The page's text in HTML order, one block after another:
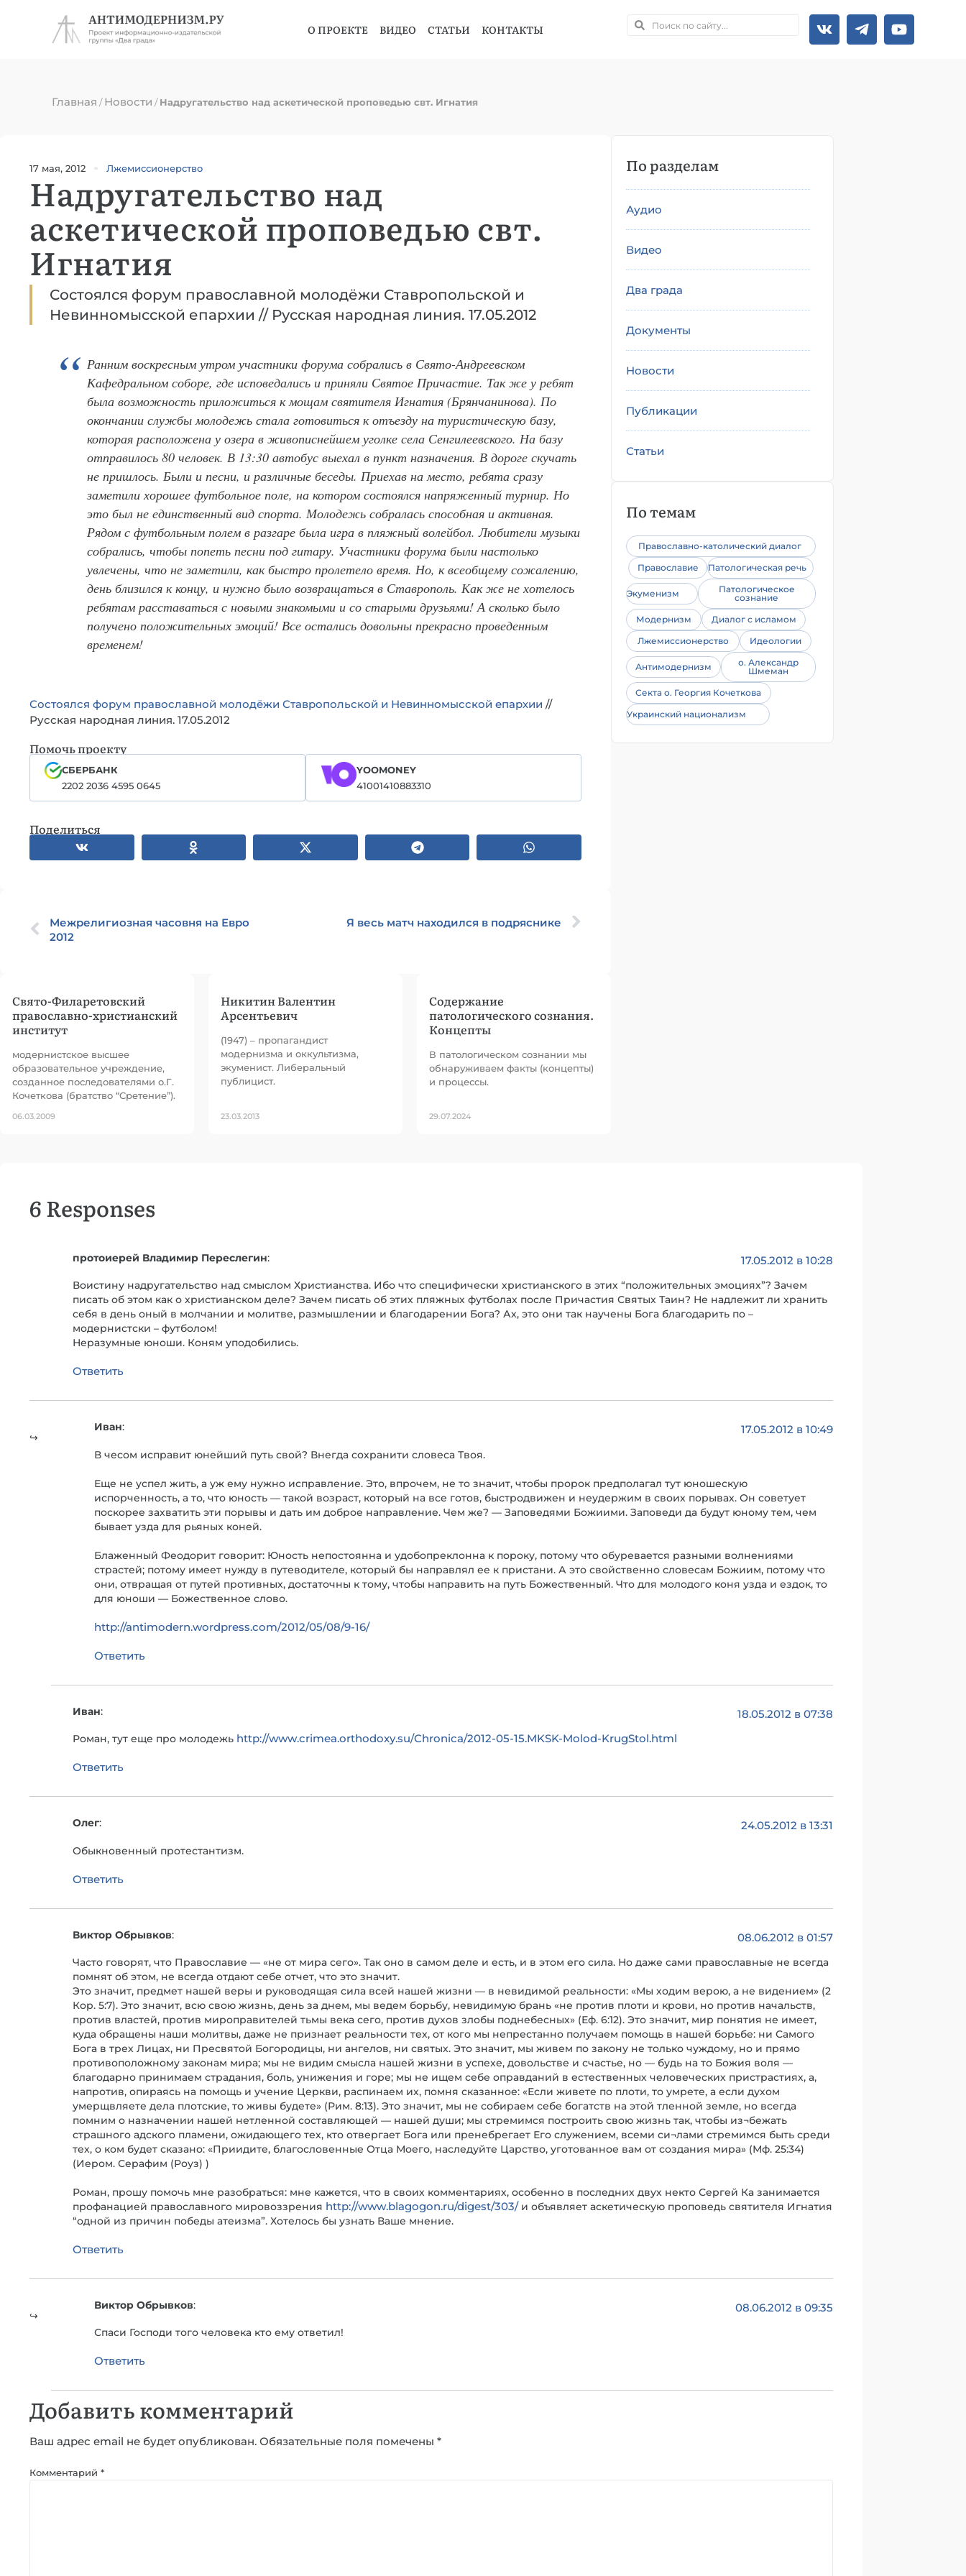
О ПРОЕКТЕ ВИДЕО СТАТЬИ КОНТАКТЫ
Главная /Новости /Надругательство над аскетической проповедью свт. Игнатия
17 мая, 2012 Лжемиссионерство
Надругательство над
аскетической проповедью свт.
Игнатия
Состоялся форум православной молодёжи Ставропольской и
Невинномысской епархии // Русская народная линия. 17.05.2012
Ранним воскресным утром участники форума собрались в Свято-Андреевском
Кафедральном соборе, где исповедались и приняли Святое Причастие. Так же у ребят
была возможность приложиться к мощам святителя Игнатия (Брянчанинова). По
окончании службы молодежь стала готовиться к отъезду на туристическую базу,
которая расположена у озера в живописнейшем уголке села Сенгилеевского. На базу
отправилось 80 человек. В 13:30 автобус выехал в пункт назначения. В дороге скучать
не пришлось. Были и песни, и различные беседы. Приехав на место, ребята сразу
заметили хорошее футбольное поле, на котором состоялся напряженный турнир. Но
это был не единственный вид спорта. Молодежь собралась способная и активная.
Рядом с футбольным полем в разгаре была игра в пляжный волейбол. Любители музыки
собрались, чтобы попеть песни под гитару. Участники форума были настолько
увлечены, что не заметили, как быстро пролетело время. Но, к всеобщему сожалению,
день близился к концу, и нужно было возвращаться в Ставрополь. Как же не хотелось
ребятам расставаться с новыми знакомыми и со старыми друзьями! А сколько было
получено положительных эмоций! Все остались довольны прекрасно проведенным
временем!
Состоялся форум православной молодёжи Ставропольской и Невинномысской епархии //
Русская народная линия. 17.05.2012
Помочь проекту
СБЕРБАНК
2202 2036 4595 0645
YOOMONEY
41001410883310
Поделиться
Межрелигиозная часовня на Евро
2012
Я весь матч находился в подряснике
Свято-Филаретовский
православно-христианский
институт
модернистское высшее
образовательное учреждение,
созданное последователями о.Г.
Кочеткова (братство “Сретение”).
06.03.2009
Никитин Валентин
Арсентьевич
(1947) – пропагандист
модернизма и оккультизма,
экуменист. Либеральный
публицист.
23.03.2013
Содержание
патологического сознания.
Концепты
В патологическом сознании мы
обнаруживаем факты (концепты)
и процессы.
29.07.2024
По разделам
Аудио
Видео
Два града
Документы
Новости
Публикации
Статьи
По темам
Православно-католический диалог
Православие
Патологическая речь
Экуменизм
Патологическое
сознание
Модернизм
Диалог с исламом
Лжемиссионерство
Идеологии
Антимодернизм
о. Александр
Шмеман
Секта о. Георгия Кочеткова
Украинский национализм
6 Responses
протоиерей Владимир Переслегин: 17.05.2012 в 10:28
Воистину надругательство над смыслом Христианства. Ибо что специфически христианского в этих “положительных эмоциях”? Зачем
писать об этом как о христианском деле? Зачем писать об этих пляжных футболах после Причастия Святых Таин? Не надлежит ли хранить
себя в день оный в молчании и молитве, размышлении и благодарении Бога? Ах, это они так научены Бога благодарить по –
модернистски – футболом!
Неразумные юноши. Коням уподобились.
Ответить
Иван: 17.05.2012 в 10:49
В чесом исправит юнейший путь свой? Внегда сохранити словеса Твоя.
Еще не успел жить, а уж ему нужно исправление. Это, впрочем, не то значит, чтобы пророк предполагал тут юношескую
испорченность, а то, что юность — такой возраст, который на все готов, быстродвижен и неудержим в своих порывах. Он советует
поскорее захватить эти порывы и дать им доброе направление. Чем же? — Заповедями Божиими. Заповеди да будут юному тем, чем
бывает узда для рьяных коней.
Блаженный Феодорит говорит: Юность непостоянна и удобопреклонна к пороку, потому что обуревается разными волнениями
страстей; потому имеет нужду в путеводителе, который бы направлял ее к пристани. А это свойственно словесам Божиим, потому что
они, отвращая от путей противных, достаточны к тому, чтобы направить на путь Божественный. Что для молодого коня узда и ездок, то
для юноши — Божественное слово.
http://antimodern.wordpress.com/2012/05/08/9-16/
Ответить
Иван: 18.05.2012 в 07:38
Роман, тут еще про молодежь http://www.crimea.orthodoxy.su/Chronica/2012-05-15.MKSK-Molod-KrugStol.html
Ответить
Олег: 24.05.2012 в 13:31
Обыкновенный протестантизм.
Ответить
Виктор Обрывков: 08.06.2012 в 01:57
Часто говорят, что Православие — «не от мира сего». Так оно в самом деле и есть, и в этом его сила. Но даже сами православные не всегда
помнят об этом, не всегда отдают себе отчет, что это значит.
Это значит, предмет нашей веры и руководящая сила всей нашей жизни — в невидимой реальности: «Мы ходим верою, а не видением» (2
Кор. 5:7). Это значит, всю свою жизнь, день за днем, мы ведем борьбу, невидимую брань «не против плоти и крови, но против начальств,
против властей, против мироправителей тьмы века сего, против духов злобы поднебесных» (Еф. 6:12). Это значит, мир понятия не имеет,
куда обращены наши молитвы, даже не признает реальности тех, от кого мы непрестанно получаем помощь в нашей борьбе: ни Самого
Бога в трех Лицах, ни Пресвятой Богородицы, ни ангелов, ни святых. Это значит, мы живем по закону не только чуждому, но и прямо
противоположному законам мира; мы не видим смысла нашей жизни в успехе, довольстве и счастье, но — будь на то Божия воля —
благодарно принимаем страдания, боль, унижения и горе; мы не ищем себе оправданий в естественных человеческих пристрастиях, а,
напротив, опираясь на помощь и учение Церкви, распинаем их, помня сказанное: «Если живете по плоти, то умрете, а если духом
умерщвляете дела плотские, то живы будете» (Рим. 8:13). Это значит, мы не собираем себе богатств на этой тленной земле, но всегда
помним о назначении нашей нетленной составляющей — нашей души; мы стремимся построить свою жизнь так, чтобы из¬бежать
страшного адского пламени, ожидающего тех, кто отвергает Бога или пренебрегает Его служением, всеми си¬лами стремимся быть среди
тех, о ком будет сказано: «Приидите, благословенные Отца Моего, наследуйте Царство, уготованное вам от создания мира» (Мф. 25:34)
(Иером. Серафим (Роуз) )
Роман, прошу помочь мне разобраться: мне кажется, что в своих комментариях, особенно в последних двух некто Сергей Ка занимается
профанацией православного мировоззрения http://www.blagogon.ru/digest/303/ и объявляет аскетическую проповедь святителя Игнатия
“одной из причин победы атеизма”. Хотелось бы узнать Ваше мнение.
Ответить
Виктор Обрывков: 08.06.2012 в 09:35
Спаси Господи того человека кто ему ответил!
Ответить
Добавить комментарий
Ваш адрес email не будет опубликован. Обязательные поля помечены *
Комментарий *